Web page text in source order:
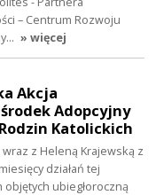
– Centrum Rozwoju
» więcej
Akcja
Adopcyjny
Katolickich
z Heleną Krajewską z
działań tej
ubiegłoroczną